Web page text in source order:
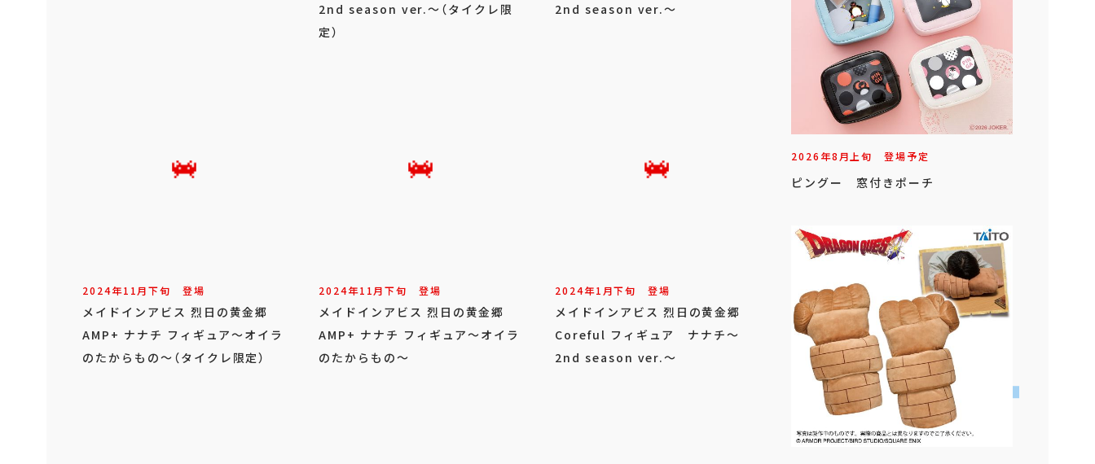
2nd season ver.～（タイクレ限
定）
2nd season ver.～
2024年11月下旬 登場
メイドインアビス 烈日の黄金郷
AMP+ ナナチ フィギュア～オイラ
のたからもの～（タイクレ限定）
2024年11月下旬 登場
メイドインアビス 烈日の黄金郷
AMP+ ナナチ フィギュア～オイラ
のたからもの～
2024年1月下旬 登場
メイドインアビス 烈日の黄金郷
Coreful フィギュア ナナチ～
2nd season ver.～
2026年8月上旬 登場予定
ピングー 窓付きポーチ